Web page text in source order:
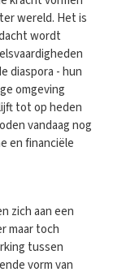
wereld. Het is
wordt
diaspora - hun
omgeving
tot op heden
vandaag nog
en financiële
zich aan een
maar toch
tussen
vorm van